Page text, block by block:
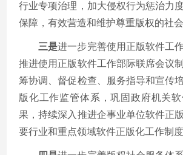
行业专项治理，加大侵权行为惩治力
保障，有效营造和维护尊重版权的社会
三是进一步完善使用正版软件工
推进使用正版软件工作部际联席会议
筹协调、督促检查、服务指导和宣传
版化工作监管体系，巩固政府机关
果，持续深入推进企事业单位软件正
要行业和重点领域软件正版化工作制度